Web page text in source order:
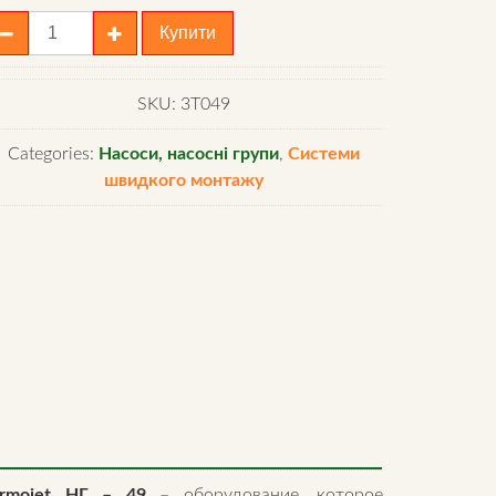
Купити
SKU: 3T049
Categories: Насоси, насосні групи,Системи
швидкого монтажу